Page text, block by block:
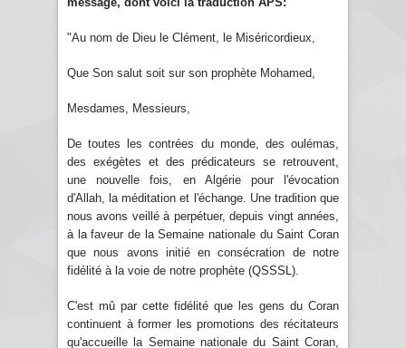
"Au nom de Dieu le Clément, le Miséricordieux,
Que Son salut soit sur son prophète Mohamed,
Mesdames, Messieurs,
De toutes les contrées du monde, des oulémas,
des exégètes et des prédicateurs se retrouvent,
une nouvelle fois, en Algérie pour l'évocation
d'Allah, la méditation et l'échange. Une tradition que
nous avons veillé à perpétuer, depuis vingt années,
à la faveur de la Semaine nationale du Saint Coran
que nous avons initié en consécration de notre
fidélité à la voie de notre prophète (QSSSL).
C'est mû par cette fidélité que les gens du Coran
continuent à former les promotions des récitateurs
qu'accueille la Semaine nationale du Saint Coran,